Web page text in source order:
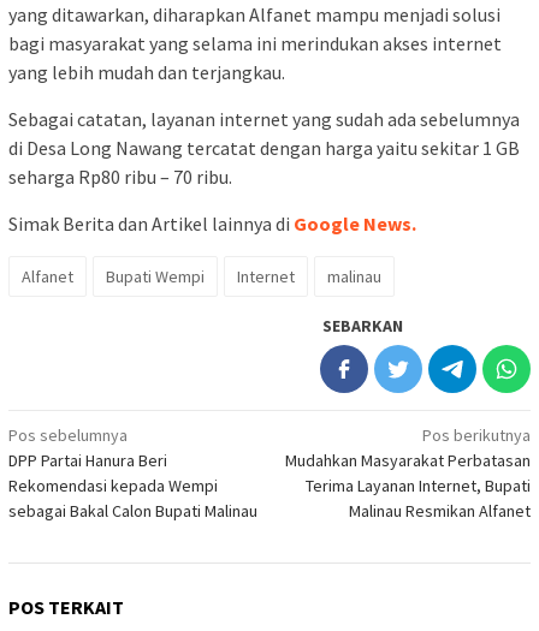
yang ditawarkan, diharapkan Alfanet mampu menjadi solusi
bagi masyarakat yang selama ini merindukan akses internet
yang lebih mudah dan terjangkau.
Sebagai catatan, layanan internet yang sudah ada sebelumnya
di Desa Long Nawang tercatat dengan harga yaitu sekitar 1 GB
seharga Rp80 ribu – 70 ribu.
Simak Berita dan Artikel lainnya di Google News.
Alfanet Bupati Wempi Internet malinau
SEBARKAN
Navigasi
pos
Pos sebelumnya
DPP Partai Hanura Beri
Rekomendasi kepada Wempi
sebagai Bakal Calon Bupati Malinau
Pos berikutnya
Mudahkan Masyarakat Perbatasan
Terima Layanan Internet, Bupati
Malinau Resmikan Alfanet
POS TERKAIT